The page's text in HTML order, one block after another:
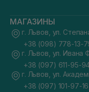
МАГАЗИНЫ
г. Львов, ул.
+38 (098) 778-13-
г. Львов, ул. Ивана
+38 (097) 611-95-
г. Львов, ул.
+38 (097) 101-97-16